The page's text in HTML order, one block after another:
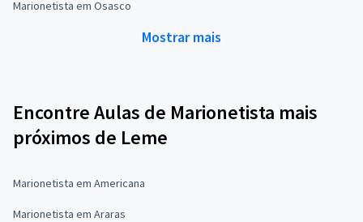
Marionetista em Osasco
Mostrar mais
Encontre Aulas de Marionetista mais
próximos de Leme
Marionetista em Americana
Marionetista em Araras